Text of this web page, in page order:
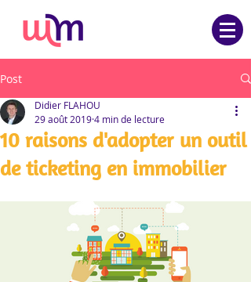
Post
10 raisons d'adopter un outil
de ticketing en immobilier
Didier FLAHOU
29 août 20194 min de lecture